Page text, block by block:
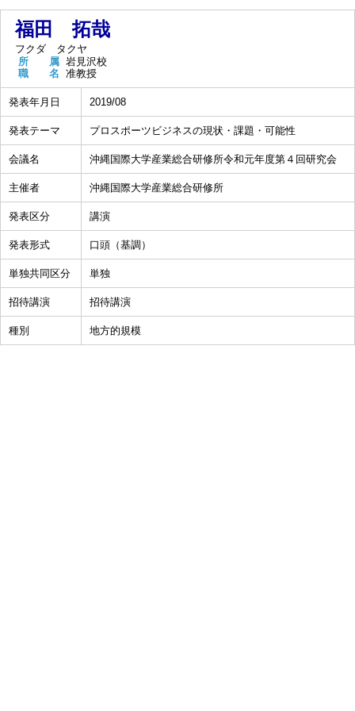
福田 拓哉
フクダ タクヤ
所 属 岩見沢校
職 名 准教授
発表年月日 2019/08
発表テーマ プロスポーツビジネスの現状・課題・可能性
会議名 沖縄国際大学産業総合研修所令和元年度第４回研究会
主催者 沖縄国際大学産業総合研修所
発表区分 講演
発表形式 口頭（基調）
単独共同区分 単独
招待講演 招待講演
種別 地方的規模